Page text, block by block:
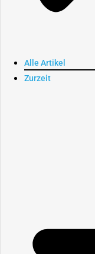
Alle Artikel
Zurzeit